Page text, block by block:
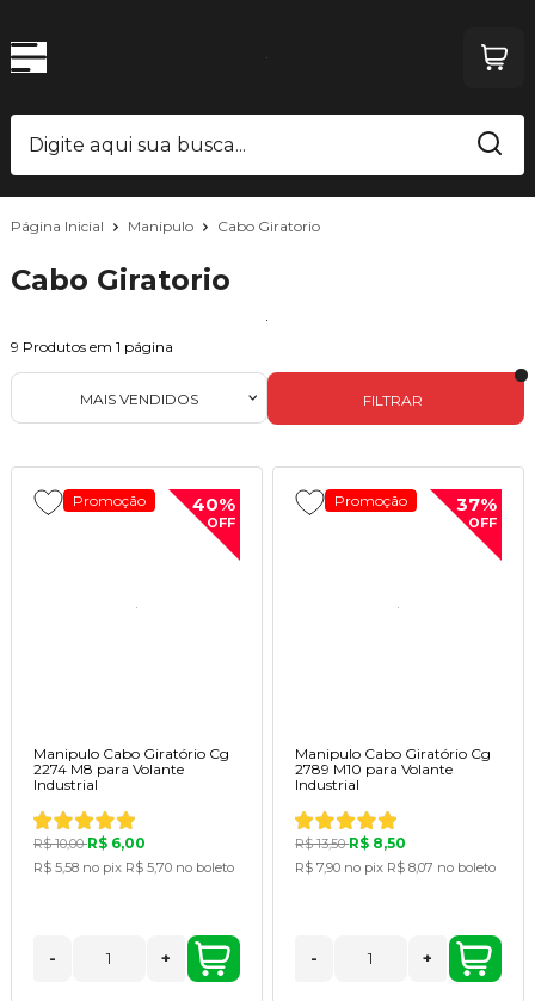
Página Inicial Manipulo Cabo Giratorio
Cabo Giratorio
9 Produtos em 1 página
FILTRAR
MAIS VENDIDOS
Promoção 40%
OFF
Manipulo Cabo Giratório Cg
2274 M8 para Volante
Industrial
R$ 10,00R$ 6,00
R$ 5,58 no pix R$ 5,70 no boleto
- +
Promoção 37%
OFF
Manipulo Cabo Giratório Cg
2789 M10 para Volante
Industrial
R$ 13,50R$ 8,50
R$ 7,90 no pix R$ 8,07 no boleto
- +